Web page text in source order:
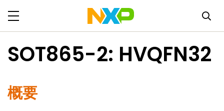
SOT865-2: HVQFN32
概要